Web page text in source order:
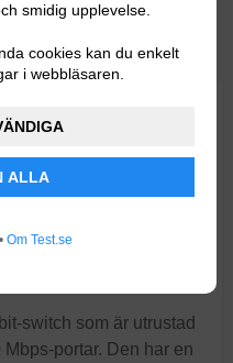
smidig upplevelse.
cookies kan du enkelt
i webbläsaren.
ALLA
• Om Test.se
finns bland
switch som
(!) positiva
och ger dig mycket
switch som är utrustad
portar. Den har en